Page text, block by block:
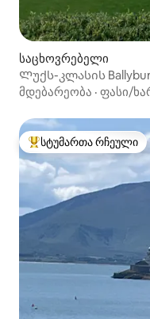
საცხოვრებელი
Ლუქს-კლასის
ხედებით
მდებარეობა · ფასი/
სტუმართა რჩეული
სტუმართა რჩეული